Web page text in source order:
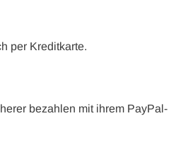
per Kreditkarte.
bezahlen mit ihrem PayPal-